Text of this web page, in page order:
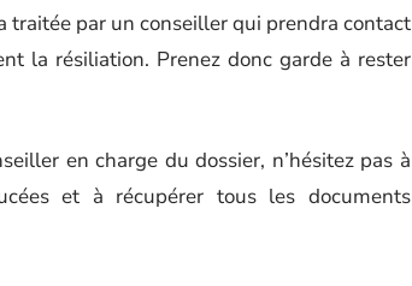
traitée par un conseiller qui prendra contact
la résiliation. Prenez donc garde à rester
en charge du dossier, n’hésitez pas à
et à récupérer tous les documents